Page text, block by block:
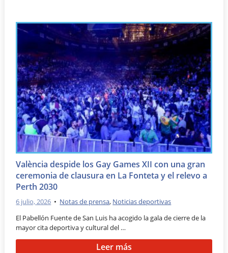
València despide los Gay Games XII con una gran
ceremonia de clausura en La Fonteta y el relevo a
Perth 2030
6 julio, 2026 • Notas de prensa, Noticias deportivas
El Pabellón Fuente de San Luis ha acogido la gala de cierre de la
mayor cita deportiva y cultural del …
Leer más